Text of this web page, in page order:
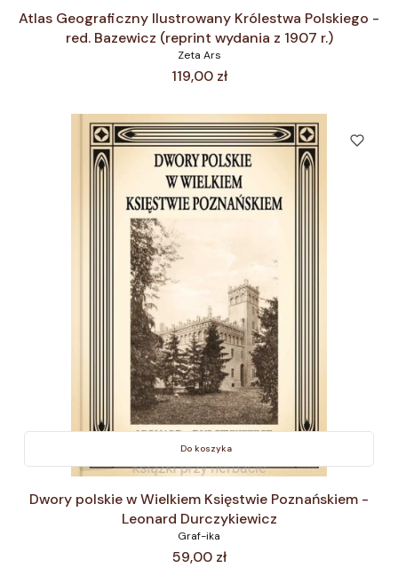
Atlas Geograficzny Ilustrowany Królestwa Polskiego -
red. Bazewicz (reprint wydania z 1907 r.)
Zeta Ars
Cena
119,00 zł
Do koszyka
Dwory polskie w Wielkiem Księstwie Poznańskiem -
Leonard Durczykiewicz
Graf-ika
Cena
59,00 zł